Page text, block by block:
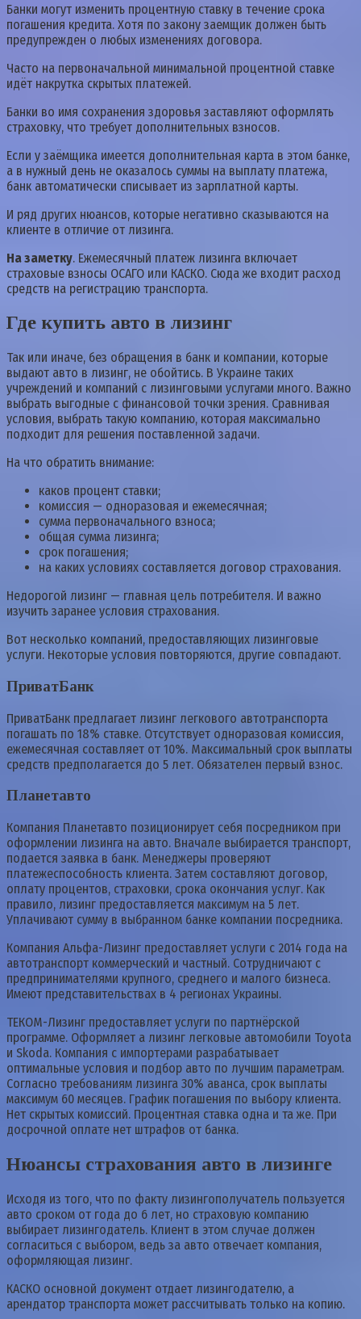
Банки могут изменить процентную ставку в течение срока
погашения кредита. Хотя по закону заемщик должен быть
предупрежден о любых изменениях договора.
Часто на первоначальной минимальной процентной ставке
идёт накрутка скрытых платежей.
Банки во имя сохранения здоровья заставляют оформлять
страховку, что требует дополнительных взносов.
Если у заёмщика имеется дополнительная карта в этом банке,
а в нужный день не оказалось суммы на выплату платежа,
банк автоматически списывает из зарплатной карты.
И ряд других нюансов, которые негативно сказываются на
клиенте в отличие от лизинга.
На заметку. Ежемесячный платеж лизинга включает
страховые взносы ОСАГО или КАСКО. Сюда же входит расход
средств на регистрацию транспорта.
Где купить авто в лизинг
Так или иначе, без обращения в банк и компании, которые
выдают авто в лизинг, не обойтись. В Украине таких
учреждений и компаний с лизинговыми услугами много. Важно
выбрать выгодные с финансовой точки зрения. Сравнивая
условия, выбрать такую компанию, которая максимально
подходит для решения поставленной задачи.
На что обратить внимание:
каков процент ставки;
комиссия — одноразовая и ежемесячная;
сумма первоначального взноса;
общая сумма лизинга;
срок погашения;
на каких условиях составляется договор страхования.
Недорогой лизинг — главная цель потребителя. И важно
изучить заранее условия страхования.
Вот несколько компаний, предоставляющих лизинговые
услуги. Некоторые условия повторяются, другие совпадают.
ПриватБанк
ПриватБанк предлагает лизинг легкового автотранспорта
погашать по 18% ставке. Отсутствует одноразовая комиссия,
ежемесячная составляет от 10%. Максимальный срок выплаты
средств предполагается до 5 лет. Обязателен первый взнос.
Планетавто
Компания Планетавто позиционирует себя посредником при
оформлении лизинга на авто. Вначале выбирается транспорт,
подается заявка в банк. Менеджеры проверяют
платежеспособность клиента. Затем составляют договор,
оплату процентов, страховки, срока окончания услуг. Как
правило, лизинг предоставляется максимум на 5 лет.
Уплачивают сумму в выбранном банке компании посредника.
Компания Альфа-Лизинг предоставляет услуги с 2014 года на
автотранспорт коммерческий и частный. Сотрудничают с
предпринимателями крупного, среднего и малого бизнеса.
Имеют представительствах в 4 регионах Украины.
ТЕКОМ-Лизинг предоставляет услуги по партнёрской
программе. Оформляет а лизинг легковые автомобили Toyota
и Skoda. Компания с импортерами разрабатывает
оптимальные условия и подбор авто по лучшим параметрам.
Согласно требованиям лизинга 30% аванса, срок выплаты
максимум 60 месяцев. График погашения по выбору клиента.
Нет скрытых комиссий. Процентная ставка одна и та же. При
досрочной оплате нет штрафов от банка.
Нюансы страхования авто в лизинге
Исходя из того, что по факту лизингополучатель пользуется
авто сроком от года до 6 лет, но страховую компанию
выбирает лизингодатель. Клиент в этом случае должен
согласиться с выбором, ведь за авто отвечает компания,
оформляющая лизинг.
КАСКО основной документ отдает лизингодателю, а
арендатор транспорта может рассчитывать только на копию.